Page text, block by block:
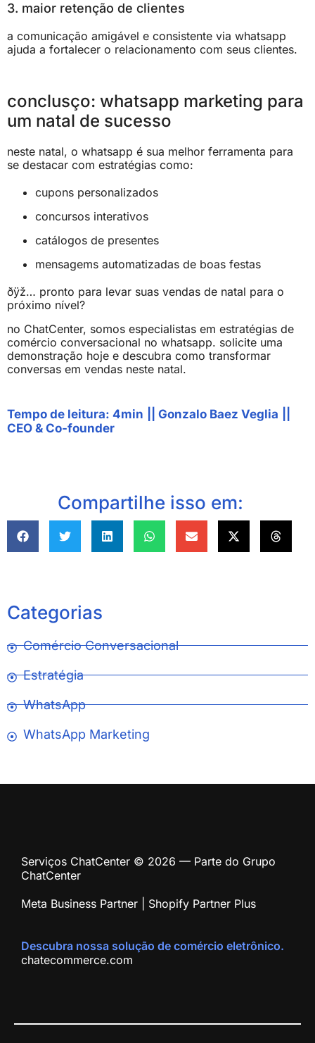
3. maior retenção de clientes
a comunicação amigável e consistente via whatsapp
ajuda a fortalecer o relacionamento com seus clientes.
conclusço: whatsapp marketing para
um natal de sucesso
neste natal, o whatsapp é sua melhor ferramenta para
se destacar com estratégias como:
cupons personalizados
concursos interativos
catálogos de presentes
mensagems automatizadas de boas festas
ðÿž… pronto para levar suas vendas de natal para o
próximo nível?
no ChatCenter, somos especialistas em estratégias de
comércio conversacional no whatsapp. solicite uma
demonstração hoje e descubra como transformar
conversas em vendas neste natal.
Tempo de leitura: 4min Gonzalo Baez Veglia
CEO & Co-founder
Compartilhe isso em:
Categorias
Comércio Conversacional
Estratégia
WhatsApp
WhatsApp Marketing
Serviços ChatCenter © 2026 — Parte do Grupo
ChatCenter
Meta Business Partner | Shopify Partner Plus
Descubra nossa solução de comércio eletrônico.
chatecommerce.com